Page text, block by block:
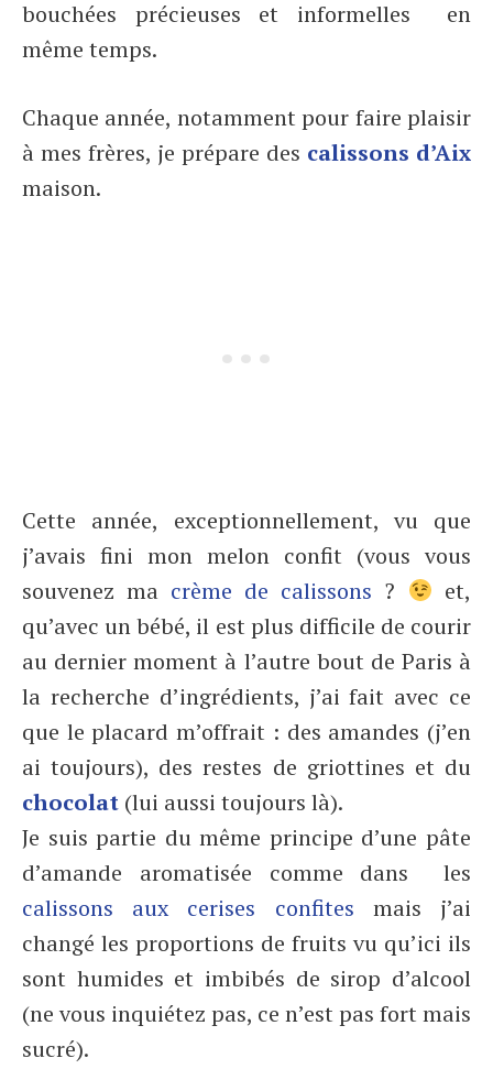
bouchées précieuses et informelles en
même temps.
Chaque année, notamment pour faire plaisir
à mes frères, je prépare des calissons d’Aix
maison.
Cette année, exceptionnellement, vu que
j’avais fini mon melon confit (vous vous
souvenez ma crème de calissons ?
et,
qu’avec un bébé, il est plus difficile de courir
au dernier moment à l’autre bout de Paris à
la recherche d’ingrédients, j’ai fait avec ce
que le placard m’offrait : des amandes (j’en
ai toujours), des restes de griottines et du
chocolat (lui aussi toujours là).
Je suis partie du même principe d’une pâte
d’amande aromatisée comme dans les
calissons aux cerises confites mais j’ai
changé les proportions de fruits vu qu’ici ils
sont humides et imbibés de sirop d’alcool
(ne vous inquiétez pas, ce n’est pas fort mais
sucré).